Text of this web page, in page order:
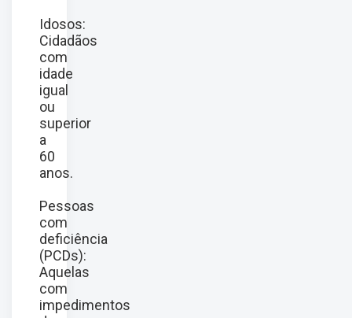
Idosos:
Cidadãos
com
idade
igual
ou
superior
a
60
anos.
Pessoas
com
deficiência
(PCDs):
Aquelas
com
impedimentos